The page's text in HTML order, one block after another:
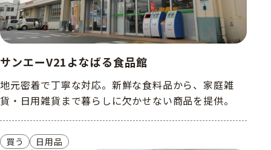
サンエーV21よなばる食品館
地元密着で丁寧な対応。新鮮な食料品から、家庭雑
貨・日用雑貨まで暮らしに欠かせない商品を提供。
買う 日用品